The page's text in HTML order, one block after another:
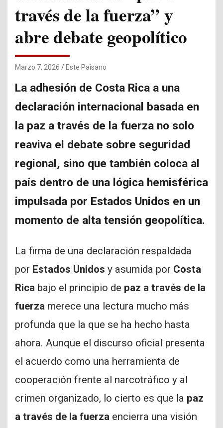
través de la fuerza” y
abre debate geopolítico
Marzo 7, 2026 Este Paisano
La adhesión de Costa Rica a una
declaración internacional basada en
la paz a través de la fuerza no solo
reaviva el debate sobre seguridad
regional, sino que también coloca al
país dentro de una lógica hemisférica
impulsada por Estados Unidos en un
momento de alta tensión geopolítica.
La firma de una declaración respaldada
por Estados Unidos y asumida por Costa
Rica bajo el principio de paz a través de la
fuerza merece una lectura mucho más
profunda que la que se ha hecho hasta
ahora. Aunque el discurso oficial presenta
el acuerdo como una herramienta de
cooperación frente al narcotráfico y al
crimen organizado, lo cierto es que la paz
a través de la fuerza encierra una visión